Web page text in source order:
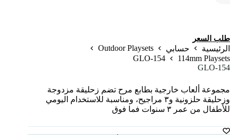
طلب السعر
الرئيسية حسابي
Outdoor Playsets
114mm Playsets
GLO-154
GLO-154
مجموعة ألعاب خارجية بطابع مرح تضم زحليقة مزدوجة
وزحليقة حلزونية و٣ مراجيح، ومناسبة للاستخدام اليومي
للأطفال من عمر ٣ سنوات فما فوق